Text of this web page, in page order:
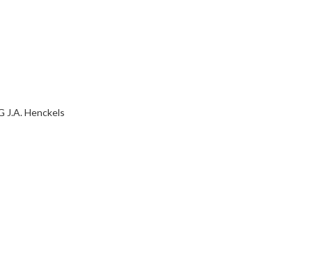
J.A. Henckels